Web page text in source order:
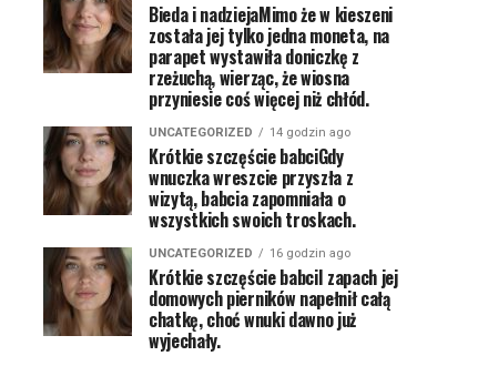
Bieda i nadziejaMimo że w kieszeni
została jej tylko jedna moneta, na
parapet wystawiła doniczkę z
rzeżuchą, wierząc, że wiosna
przyniesie coś więcej niż chłód.
UNCATEGORIZED 14 godzin ago
Krótkie szczęście babciGdy
wnuczka wreszcie przyszła z
wizytą, babcia zapomniała o
wszystkich swoich troskach.
UNCATEGORIZED 16 godzin ago
Krótkie szczęście babciI zapach jej
domowych pierników napełnił całą
chatkę, choć wnuki dawno już
wyjechały.